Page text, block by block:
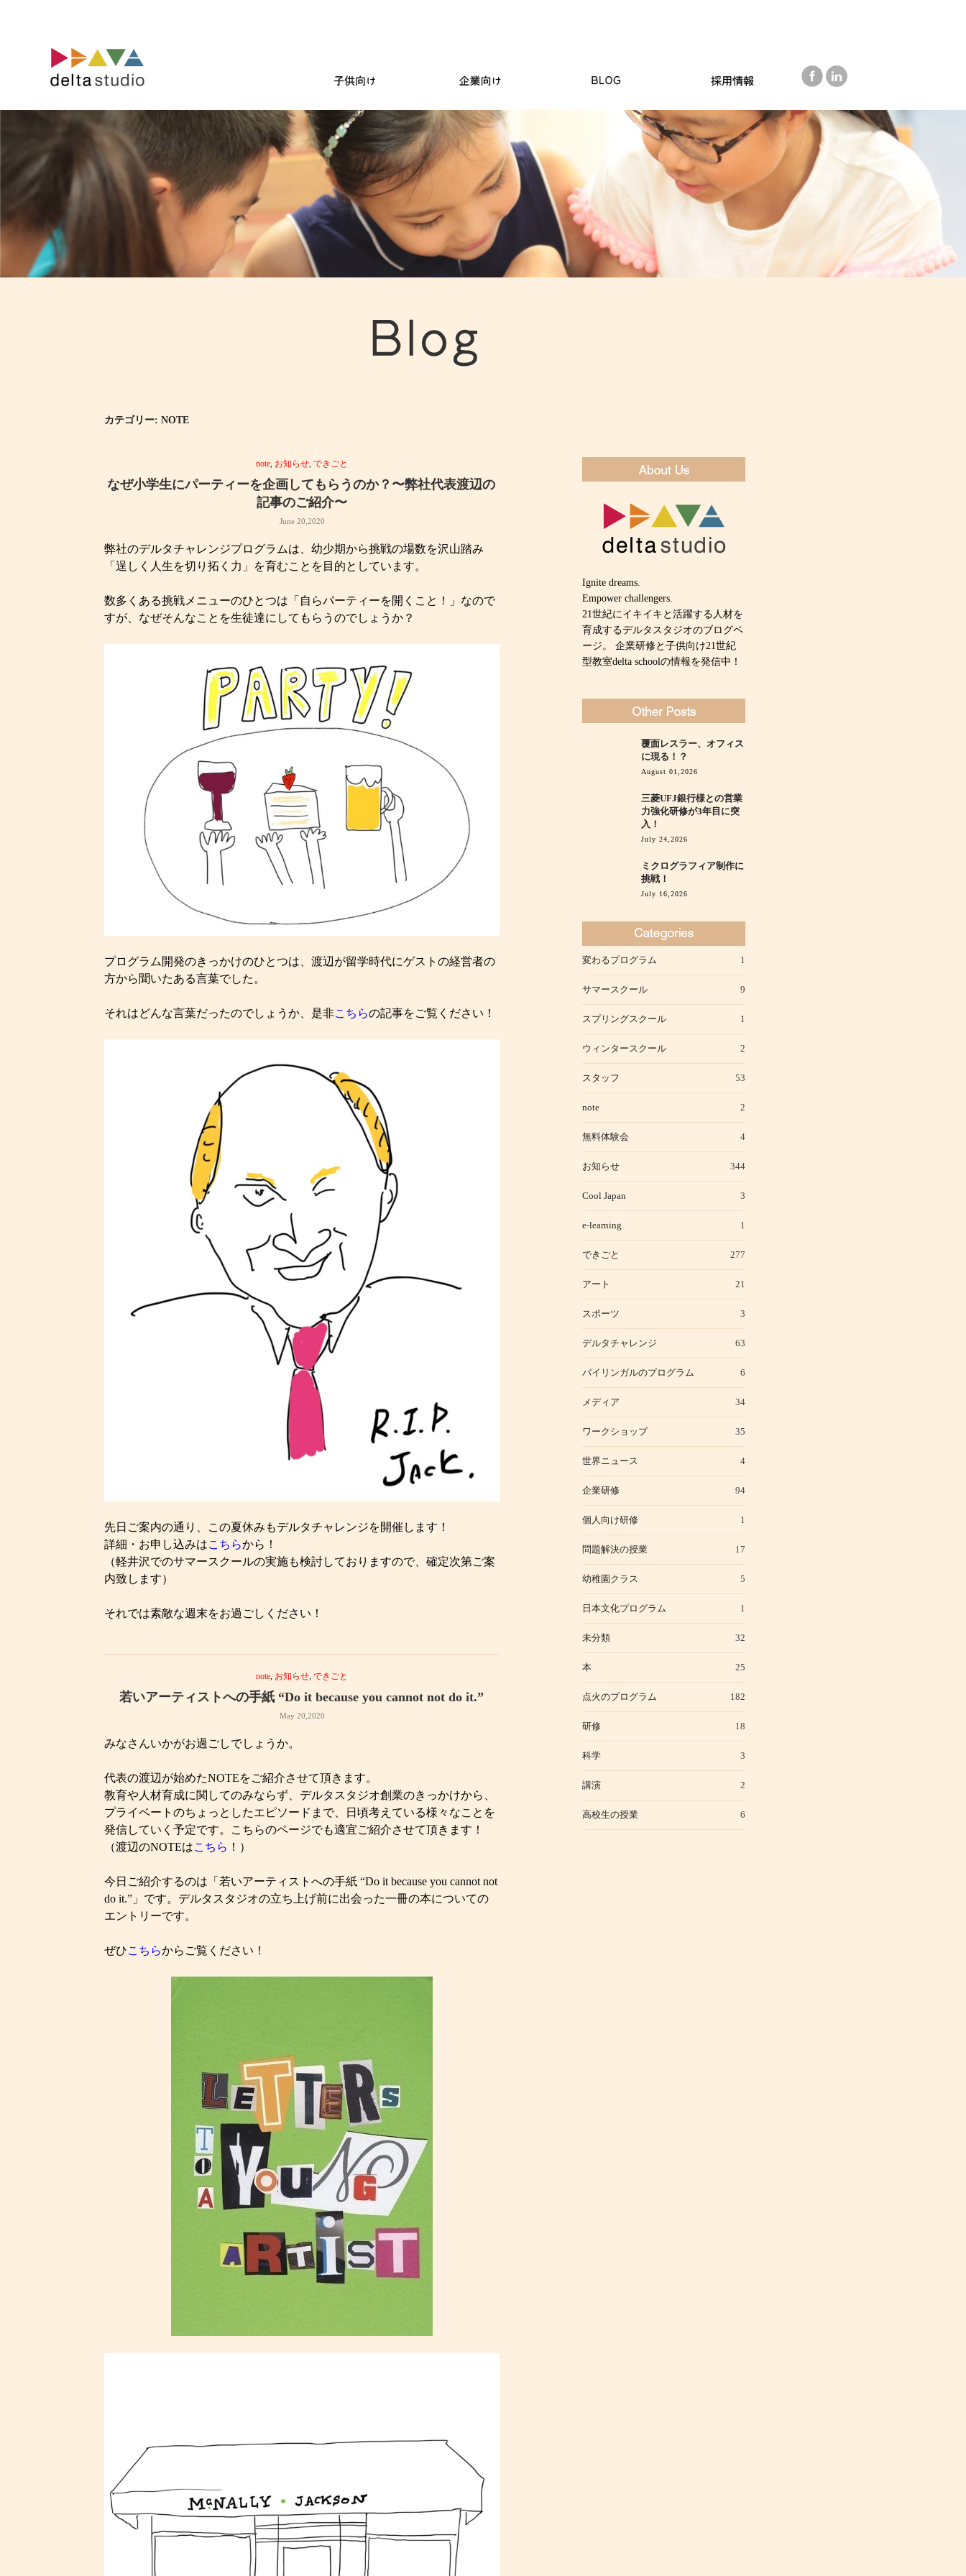
ン
カテゴリー: NOTE
note, お知らせ,できごと
なぜ小学生にパーティーを企画してもらうのか？〜弊社代表渡辺の
記事のご紹介〜
June 20,2020
弊社のデルタチャレンジプログラムは、幼少期から挑戦の場数を沢山踏み
「逞しく人生を切り拓く力」を育むことを目的としています。
数多くある挑戦メニューのひとつは「自らパーティーを開くこと！」なので
すが、なぜそんなことを生徒達にしてもらうのでしょうか？
プログラム開発のきっかけのひとつは、渡辺が留学時代にゲストの経営者の
方から聞いたある言葉でした。
それはどんな言葉だったのでしょうか、是非こちらの記事をご覧ください！
先日ご案内の通り、この夏休みもデルタチャレンジを開催します！
詳細・お申し込みはこちらから！
（軽井沢でのサマースクールの実施も検討しておりますので、確定次第ご案
内致します）
それでは素敵な週末をお過ごしください！
note, お知らせ,できごと
若いアーティストへの手紙 “Do it because you cannot not do it.”
May 20,2020
みなさんいかがお過ごしでしょうか。
代表の渡辺が始めたNOTEをご紹介させて頂きます。
教育や人材育成に関してのみならず、デルタスタジオ創業のきっかけから、
プライベートのちょっとしたエピソードまで、日頃考えている様々なことを
発信していく予定です。こちらのページでも適宜ご紹介させて頂きます！
（渡辺のNOTEはこちら ！）
今日ご紹介するのは「若いアーティストへの手紙 “Do it because you cannot not
do it.”」です。デルタスタジオの立ち上げ前に出会った一冊の本についての
エントリーです。
ぜひこちらからご覧ください！
Ignite dreams.
Empower challengers.
21世紀にイキイキと活躍する人材を
育成するデルタスタジオのブログペ
ージ。 企業研修と子供向け21世紀
型教室delta schoolの情報を発信中！
覆面レスラー、オフィス
に現る！？
August 01,2026
三菱UFJ銀行様との営業
力強化研修が3年目に突
入！
July 24,2026
ミクログラフィア制作に
挑戦！
July 16,2026
変わるプログラム 1
サマースクール 9
スプリングスクール 1
ウィンタースクール 2
スタッフ 53
note 2
無料体験会 4
お知らせ 344
Cool Japan 3
e-learning 1
できごと 277
アート 21
スポーツ 3
デルタチャレンジ 63
バイリンガルのプログラム 6
メディア 34
ワークショップ 35
世界ニュース 4
企業研修 94
個人向け研修 1
問題解決の授業 17
幼稚園クラス 5
日本文化プログラム 1
未分類 32
本 25
点火のプログラム 182
研修 18
科学 3
講演 2
高校生の授業 6